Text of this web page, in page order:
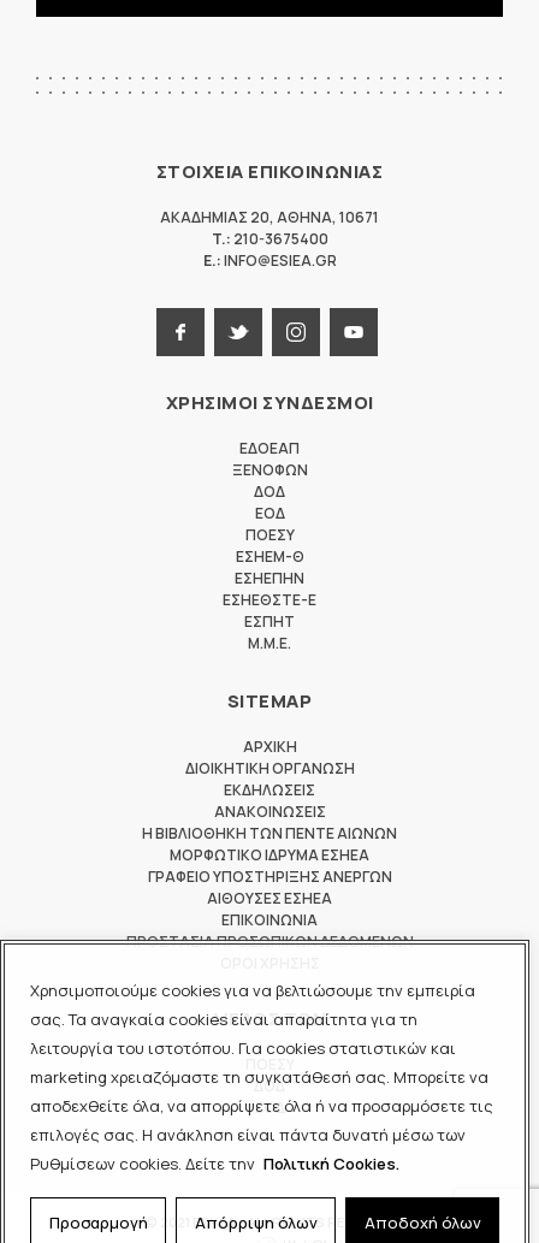
Χρησιμοποιούμε cookies για να βελτιώσουμε την εμπειρία
σας. Τα αναγκαία cookies είναι απαραίτητα για τη
λειτουργία του ιστοτόπου. Για cookies στατιστικών και
marketing χρειαζόμαστε τη συγκατάθεσή σας. Μπορείτε να
αποδεχθείτε όλα, να απορρίψετε όλα ή να προσαρμόσετε τις
επιλογές σας. Η ανάκληση είναι πάντα δυνατή μέσω των
Ρυθμίσεων cookies. Δείτε την Πολιτική Cookies.
Προσαρμογή Απόρριψη όλων Αποδοχή όλων
ΣΤΟΙΧΕΙΑ ΕΠΙΚΟΙΝΩΝΙΑΣ
ΑΚΑΔΗΜΙΑΣ 20, ΑΘΗΝΑ, 10671
T.: 210-3675400
E.:INFO@ESIEA.GR
ΧΡΗΣΙΜΟΙ ΣΥΝΔΕΣΜΟΙ
ΕΔΟΕΑΠ
ΞΕΝΟΦΩΝ
ΔΟΔ
ΕΟΔ
ΠΟΕΣΥ
ΕΣΗΕΜ-Θ
ΕΣΗΕΠΗΝ
ΕΣΗΕΘΣΤΕ-Ε
ΕΣΠΗΤ
M.M.E.
SITEMAP
ΑΡΧΙΚΗ
ΔΙΟΙΚΗΤΙΚΗ ΟΡΓΑΝΩΣΗ
ΕΚΔΗΛΩΣΕΙΣ
ΑΝΑΚΟΙΝΩΣΕΙΣ
Η ΒΙΒΛΙΟΘΗΚΗ ΤΩΝ ΠΕΝΤΕ ΑΙΩΝΩΝ
ΜΟΡΦΩΤΙΚΟ ΙΔΡΥΜΑ ΕΣΗΕΑ
ΓΡΑΦΕΙΟ ΥΠΟΣΤΗΡΙΞΗΣ ΑΝΕΡΓΩΝ
ΑΙΘΟΥΣΕΣ ΕΣΗΕΑ
ΕΠΙΚΟΙΝΩΝΙΑ
ΠΡΟΣΤΑΣΙΑ ΠΡΟΣΩΠΙΚΩΝ ΔΕΔΟΜΕΝΩΝ
ΜΕΛΟΣ ΤΩΝ
ΔΟΔ
ΕΟΔ
© 2021 ΕΣΗΕΑ - ALL RIGHTS RESERVED